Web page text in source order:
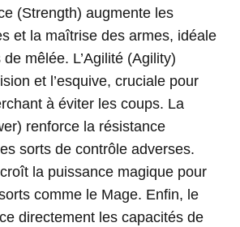
(Strength) augmente les
et la maîtrise des armes, idéale
mêlée. L’Agilité (Agility)
et l’esquive, cruciale pour
à éviter les coups. La
renforce la résistance
sorts de contrôle adverses.
la puissance magique pour
comme le Mage. Enfin, le
directement les capacités de